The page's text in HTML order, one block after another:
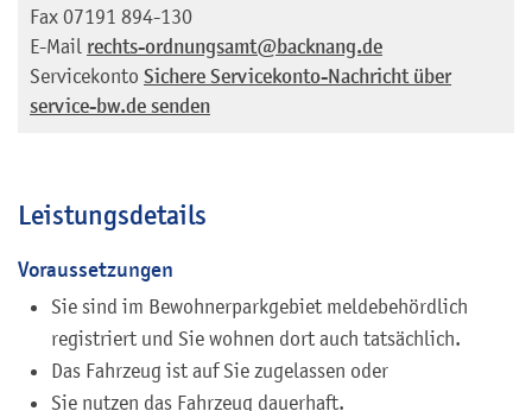
Fax 07191 894-130
E-Mail rechts-ordnungsamt@backnang.de
Servicekonto Sichere Servicekonto-Nachricht über
service-bw.de senden
Leistungsdetails
Voraussetzungen
Sie sind im Bewohnerparkgebiet meldebehördlich
registriert und Sie wohnen dort auch tatsächlich.
Das Fahrzeug ist auf Sie zugelassen oder
Sie nutzen das Fahrzeug dauerhaft.